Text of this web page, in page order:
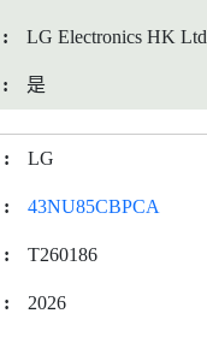
LG Electronics HK Ltd
是
LG
43NU85CBPCA
T260186
2026